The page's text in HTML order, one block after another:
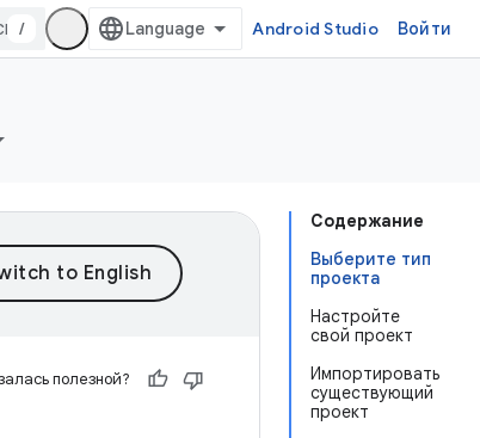
/ Android Studio Войти
Содержание
Выберите тип
проекта
Настройте
свой проект
Импортировать
существующий
проект
полезной?